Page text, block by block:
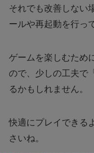
それでも改善しない
ールや再起動を行っ
ゲームを楽しむため
ので、少しの工夫で
るかもしれません。
快適にプレイできる
さいね。